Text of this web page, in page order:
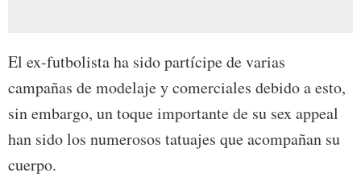
El ex-futbolista ha sido partícipe de varias
campañas de modelaje y comerciales debido a esto,
sin embargo, un toque importante de su sex appeal
han sido los numerosos tatuajes que acompañan su
cuerpo.